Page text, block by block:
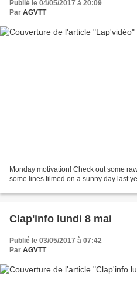
Publié le 04/05/2017 à 20:09
Par AGVTT
Monday motivation! Check out some
some lines filmed on a sunny day last
Clap'info lundi 8 mai
Publié le 03/05/2017 à 07:42
Par AGVTT